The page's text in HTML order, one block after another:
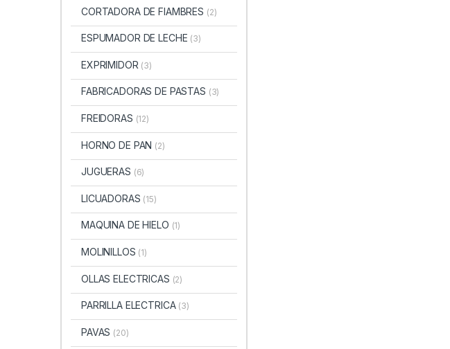
CORTADORA DE FIAMBRES (2)
ESPUMADOR DE LECHE (3)
EXPRIMIDOR (3)
FABRICADORAS DE PASTAS (3)
FREIDORAS (12)
HORNO DE PAN (2)
JUGUERAS (6)
LICUADORAS (15)
MAQUINA DE HIELO (1)
MOLINILLOS (1)
OLLAS ELECTRICAS (2)
PARRILLA ELECTRICA (3)
PAVAS (20)